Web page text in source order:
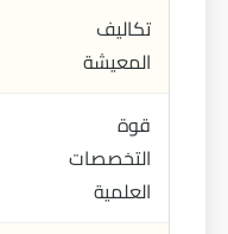
تكاليف
المعيشة
قوة
التخصصات
العلمية